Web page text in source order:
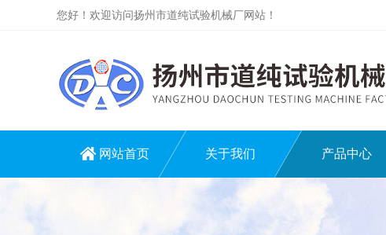
您好！欢迎访问扬州市道纯试验机械厂网站！
网站首页 关于我们 产品中心